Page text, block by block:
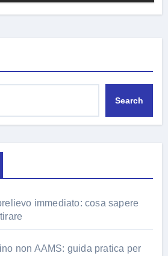
Search
immediato: cosa sapere
non AAMS: guida pratica per